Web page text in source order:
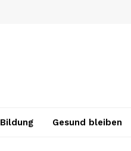
Bildung Gesund bleiben